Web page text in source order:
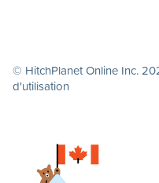
© HitchPlanet Online Inc.
d'utilisation